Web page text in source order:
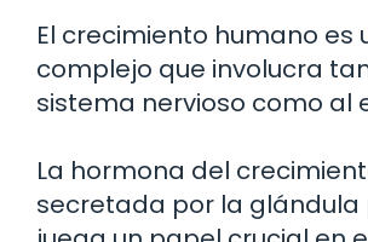
El crecimiento humano es
complejo que involucra
sistema nervioso como al
La hormona del
secretada por la glándula